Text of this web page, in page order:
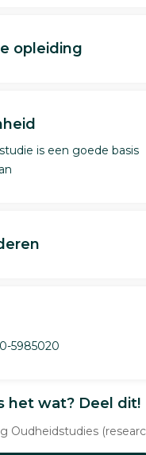
opleiding
studie is een goede basis
5985020
het wat? Deel dit!
Oudheidstudies